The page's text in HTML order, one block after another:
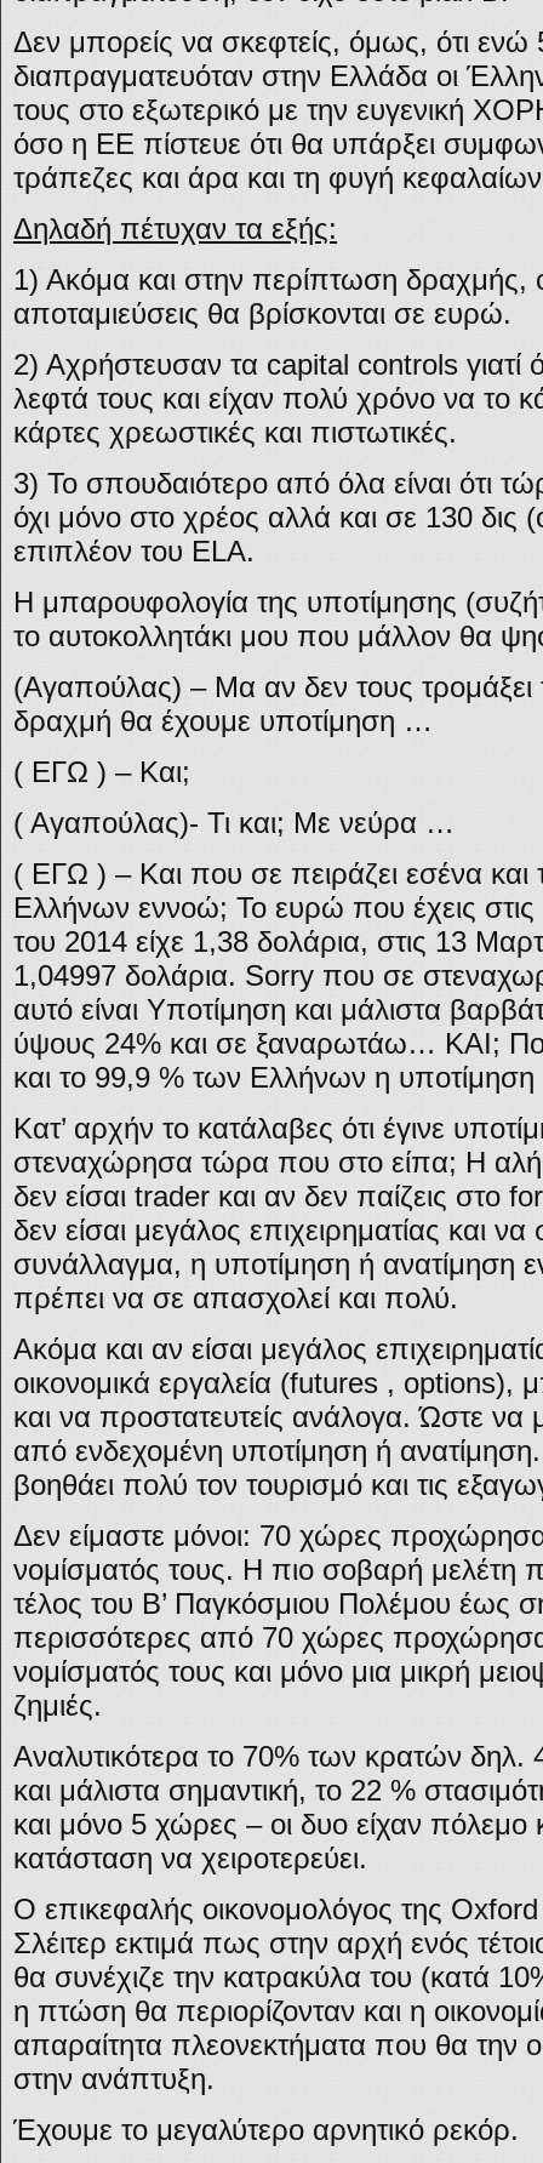
Δεν μπορείς να σκεφτείς, όμως, ότι ενώ
διαπραγματευόταν στην Ελλάδα οι
τους στο εξωτερικό με την ευγενική
όσο η ΕΕ πίστευε ότι θα υπάρξει
τράπεζες και άρα και τη φυγή
Δηλαδή πέτυχαν τα εξής:
1) Ακόμα και στην περίπτωση δραχμής,
αποταμιεύσεις θα βρίσκονται σε ευρώ.
2) Αχρήστευσαν τα capital controls γιατί
λεφτά τους και είχαν πολύ χρόνο να το
κάρτες χρεωστικές και πιστωτικές.
3) Το σπουδαιότερο από όλα είναι ότι
όχι μόνο στο χρέος αλλά και σε 130 δις
επιπλέον του ELA.
Η μπαρουφολογία της υποτίμησης
το αυτοκολλητάκι μου που μάλλον θα
(Αγαπούλας) – Μα αν δεν τους
δραχμή θα έχουμε υποτίμηση …
( ΕΓΩ ) – Και;
( Αγαπούλας)- Τι και; Με νεύρα …
( ΕΓΩ ) – Και που σε πειράζει εσένα
Ελλήνων εννοώ; Το ευρώ που έχεις
του 2014 είχε 1,38 δολάρια, στις 13
1,04997 δολάρια. Sorry που σε
αυτό είναι Υποτίμηση και μάλιστα
ύψους 24% και σε ξαναρωτάω… ΚΑΙ;
και το 99,9 % των Ελλήνων η
Κατ’ αρχήν το κατάλαβες ότι έγινε
στεναχώρησα τώρα που στο είπα; Η
δεν είσαι trader και αν δεν παίζεις στο
δεν είσαι μεγάλος επιχειρηματίας και
συνάλλαγμα, η υποτίμηση ή ανατίμηση
πρέπει να σε απασχολεί και πολύ.
Aκόμα και αν είσαι μεγάλος
οικονομικά εργαλεία (futures , options),
και να προστατευτείς ανάλογα. Ώστε να
από ενδεχομένη υποτίμηση ή
βοηθάει πολύ τον τουρισμό και τις
Δεν είμαστε μόνοι: 70 χώρες
νομίσματός τους. Η πιο σοβαρή μελέτη
τέλος του Β’ Παγκόσμιου Πολέμου έως
περισσότερες από 70 χώρες
νομίσματός τους και μόνο μια μικρή
ζημιές.
Αναλυτικότερα το 70% των κρατών δηλ.
και μάλιστα σημαντική, το 22 %
και μόνο 5 χώρες – οι δυο είχαν πόλεμο
κατάσταση να χειροτερεύει.
Ο επικεφαλής οικονομολόγος της
Σλέιτερ εκτιμά πως στην αρχή ενός
θα συνέχιζε την κατρακύλα του (κατά
η πτώση θα περιορίζονταν και η
απαραίτητα πλεονεκτήματα που θα την
στην ανάπτυξη.
Έχουμε το μεγαλύτερο αρνητικό ρεκόρ.